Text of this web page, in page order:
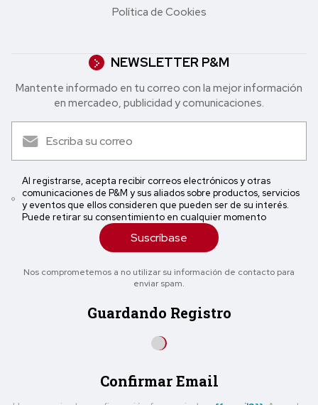
Política de Cookies
NEWSLETTER P&M
Mantente informado en tu correo con la mejor in formación
en mercadeo, publicidad y comunicaciones.
Al registrarse, acepta recibir correos electrónicos y otras
comunicaciones de P&M y sus aliados sobre productos, servicios
y eventos que ellos consideren que pueden ser de su interés.
Puede retirar su consentimiento en cualquier momento
Suscríbase
Nos comprometemos a no utilizar su información de contacto para
enviar spam.
Guardando Registro
Confirmar Email